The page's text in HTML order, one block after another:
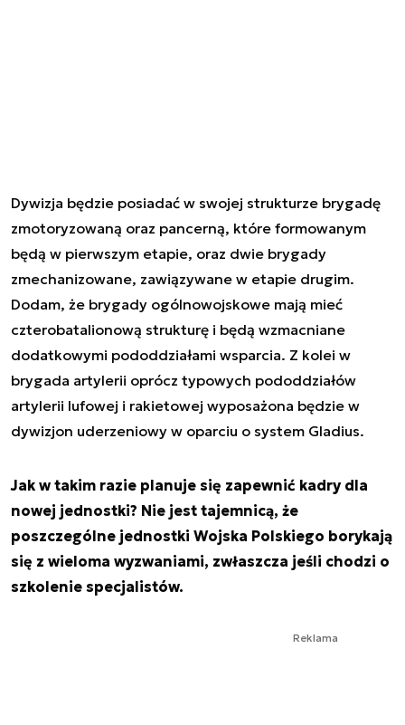
Dywizja będzie posiadać w swojej strukturze brygadę
zmotoryzowaną oraz pancerną, które formowanym
będą w pierwszym etapie, oraz dwie brygady
zmechanizowane, zawiązywane w etapie drugim.
Dodam, że brygady ogólnowojskowe mają mieć
czterobatalionową strukturę i będą wzmacniane
dodatkowymi pododdziałami wsparcia. Z kolei w
brygada artylerii oprócz typowych pododdziałów
artylerii lufowej i rakietowej wyposażona będzie w
dywizjon uderzeniowy w oparciu o system Gladius.
Jak w takim razie planuje się zapewnić kadry dla
nowej jednostki? Nie jest tajemnicą, że
poszczególne jednostki Wojska Polskiego borykają
się z wieloma wyzwaniami, zwłaszcza jeśli chodzi o
szkolenie specjalistów.
Reklama